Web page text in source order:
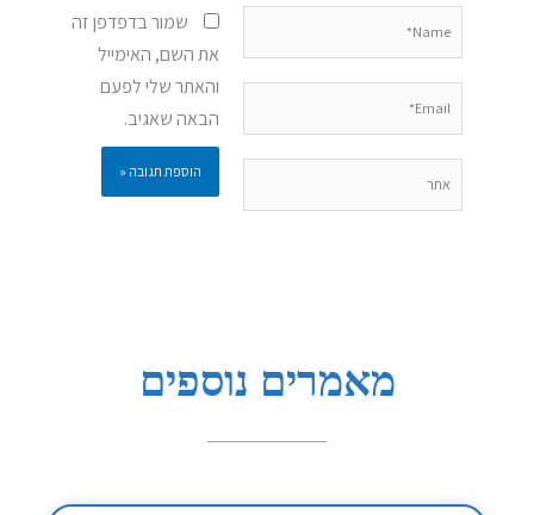
שמור בדפדפן זה
את השם, האימייל
והאתר שלי לפעם
הבאה שאגיב.
מאמרים נוספים